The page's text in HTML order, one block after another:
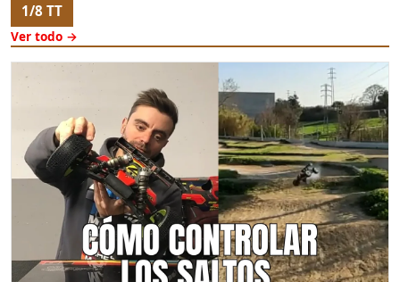
1/8 TT
Ver todo →